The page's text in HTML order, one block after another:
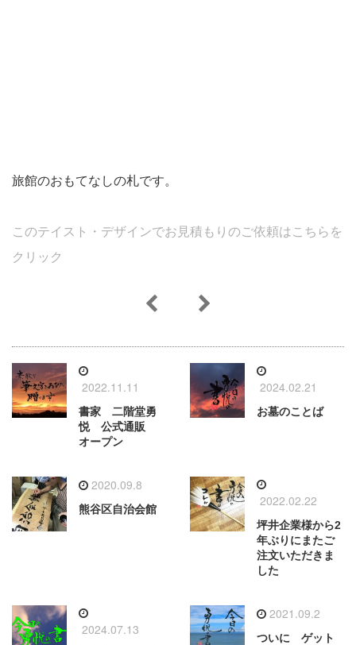
旅館のおもてなしの札です。
このテイスト・デザインでお見積もりのご依頼はこちらを
クリック
2022.11.11
書家 二階堂勇
悦 公式通販
オープン
2024.02.21
お墓のことば
2020.09.8
熊谷区自治会館
2022.02.22
坪井企業様から2
年ぶりにまたご
注文いただきま
した
2024.07.13
2021.09.2
ついに ゲット